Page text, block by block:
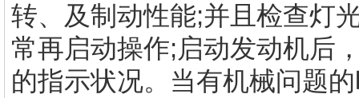
转、及制动性能;并且检查灯
常再启动操作;启动发动机后
的指示状况。当有机械问题